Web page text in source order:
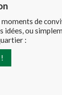
de
idées, ou
: